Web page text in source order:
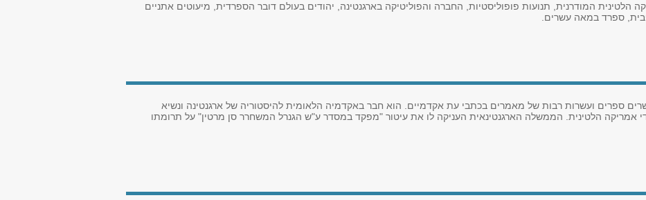
הלטינית המודרנית, תנועות פופוליסטיות, החברה והפוליטיקה בארגנטינה, יהודים בעולם דובר הספרדית, מיעוטים אתניים
ספרד במאה עשרים.
ספרים ועשרות רבות של מאמרים בכתבי עת אקדמיים. הוא חבר באקדמיה הלאומית להיסטוריה של ארגנטינה ונשיא
אמריקה הלטינית. הממשלה הארגנטינאית העניקה לו את עיטור "מפקד במסדר ע"ש הגנרל המשחרר סן מרטין" על תרומתו